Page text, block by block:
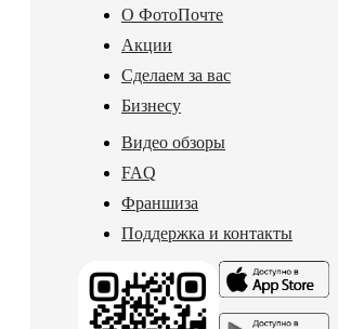
О ФотоПочте
Акции
Сделаем за вас
Бизнесу
Видео обзоры
FAQ
Франшиза
Поддержка и контакты